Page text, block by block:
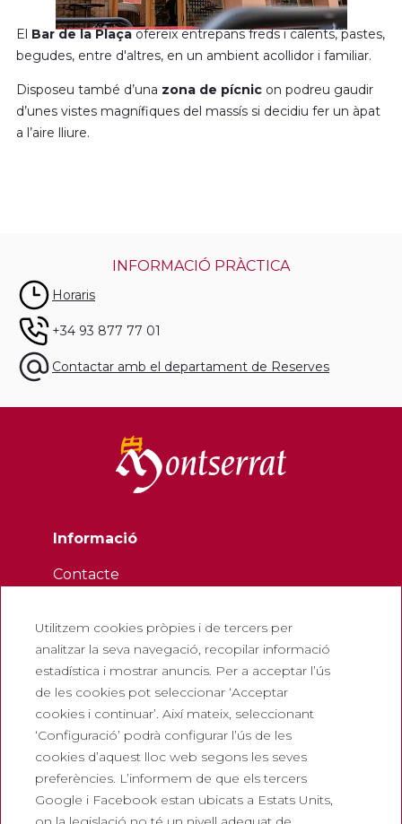
El Bar de la Plaçaofereix entrepans freds i calents, pastes,
begudes, entre d'altres, en un ambient acollidor i familiar.
Disposeu també d’una zona de pícnic on podreu gaudir
d’unes vistes magnífiques del massís si decidiu fer un àpat
a l’aire lliure.
INFORMACIÓ PRÀCTICA
Horaris
+34 93 877 77 01
Contactar amb el departament de Reserves
Informació
Contacte
Treballa amb nosaltres
Preguntes freqüents
Entrada turística
Política de privadesa
Política de Xarxes Socials
Utilitzem cookies pròpies i de tercers per
analitzar la seva navegació, recopilar informació
estadística i mostrar anuncis. Per a acceptar l’ús
de les cookies pot seleccionar ‘Acceptar
cookies i continuar’. Així mateix, seleccionant
‘Configuració’ podrà configurar l’ús de les
cookies d’aquest lloc web segons les seves
preferències. L’informem de que els tercers
Google i Facebook estan ubicats a Estats Units,